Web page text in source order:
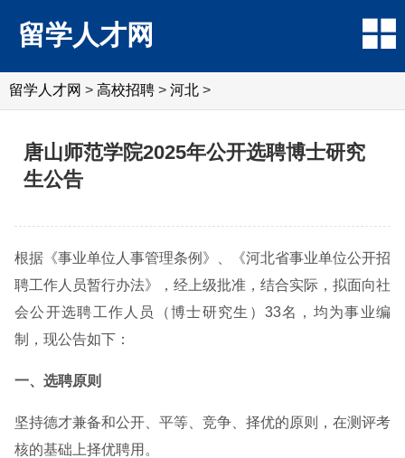
留学人才网
留学人才网 > 高校招聘 > 河北 >
唐山师范学院2025年公开选聘博士研究
生公告
根据《事业单位人事管理条例》、《河北省事业单位公开招
聘工作人员暂行办法》，经上级批准，结合实际，拟面向社
会公开选聘工作人员（博士研究生）33名，均为事业编
制，现公告如下：
一、选聘原则
坚持德才兼备和公开、平等、竞争、择优的原则，在测评考
核的基础上择优聘用。